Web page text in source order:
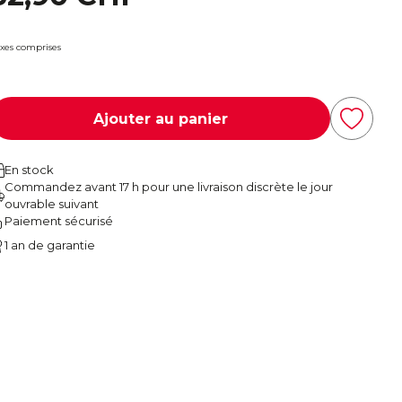
comprises
Ajouter au panier
En stock
Commandez avant 17 h pour une livraison discrète le jour
ouvrable suivant
Paiement sécurisé
1 an de garantie